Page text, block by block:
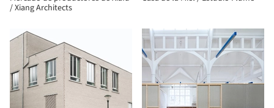
/ Xiang Architects